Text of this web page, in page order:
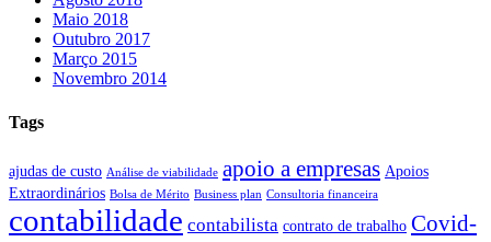
Maio 2018
Outubro 2017
Março 2015
Novembro 2014
Tags
ajudas de custo Análise de viabilidade apoio a empresas Apoios
Extraordinários Bolsa de Mérito Business plan Consultoria financeira
contabilidade contabilista contrato de trabalho Covid-